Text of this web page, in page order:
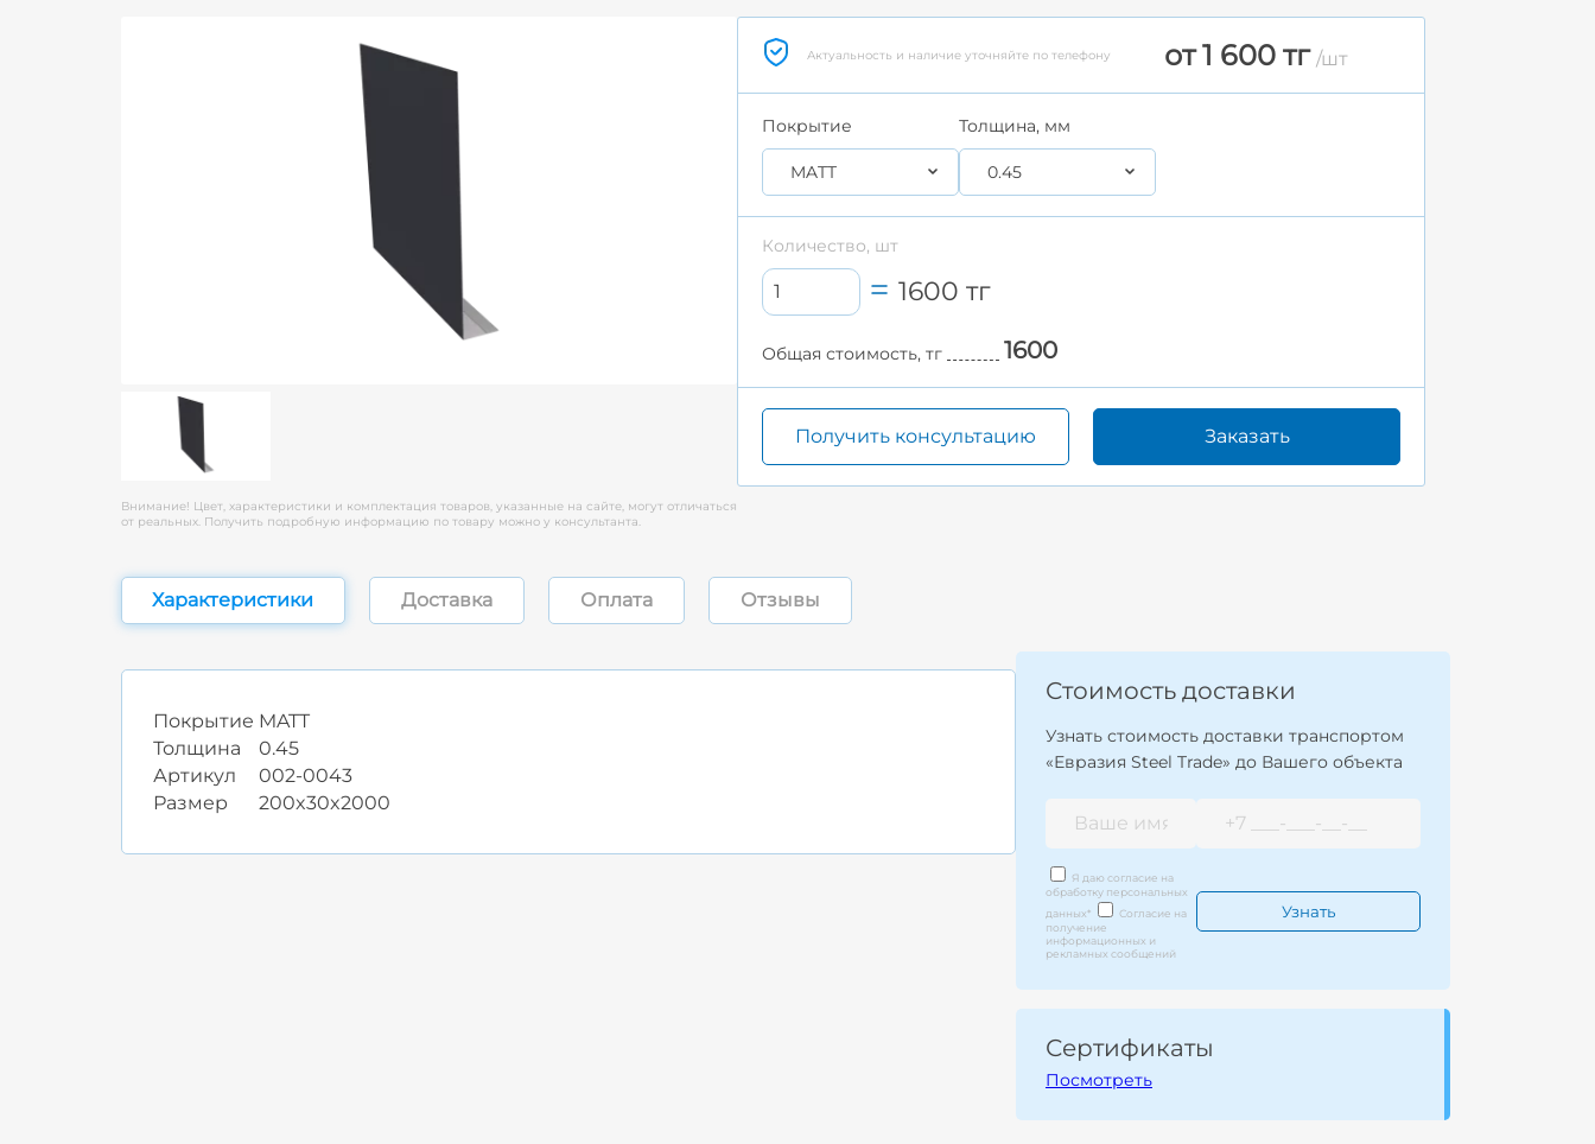
Внимание! Цвет, характеристики и комплектация товаров, указанные на сайте, могут отличаться
от реальных. Получить подробную информацию по товару можно у консультанта.
Актуальность и наличие уточняйте по телефону от 1 600 тг /шт
Покрытие
MATT
Толщина, мм
0.45
Количество, шт
1600 тг
Общая стоимость, тг 1600
Получить консультацию Заказать
Характеристики Доставка Оплата Отзывы
Покрытие MATT
Толщина
0.45
Артикул
002-0043
Размер
200x30x2000
Стоимость доставки
Узнать стоимость доставки транспортом
«Евразия Steel Trade» до Вашего объекта
Я даю согласие на
обработку персональных
данных*
Согласие на
получение
информационных и
рекламных сообщений
Сертификаты
Посмотреть